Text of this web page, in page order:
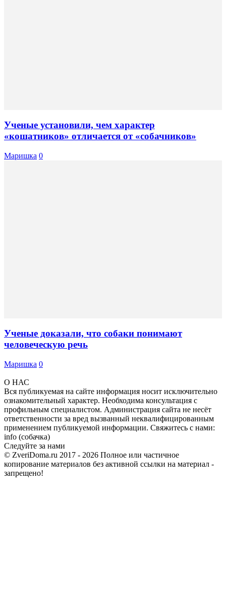
Ученые установили, чем характер
«кошатников» отличается от «собачников»
Маришка 0
Ученые доказали, что собаки понимают
человеческую речь
Маришка 0
О НАС
Вся публикуемая на сайте информация носит исключительно
ознакомительный характер. Необходима консультация с
профильным специалистом. Администрация сайта не несёт
ответственности за вред вызванный неквалифицированным
применением публикуемой информации. Свяжитесь с нами:
info (собачка)
Следуйте за нами
© ZveriDoma.ru 2017 - 2026 Полное или частичное
копирование материалов без активной ссылки на материал -
запрещено!